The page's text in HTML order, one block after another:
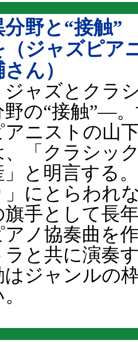
分野と“接触
（ジャズピア
ん）
ャズとクラ
野の“接触”—
アニストの山
、「クラシッ
」と明言する
」にとらわれ
旗手として長
アノ協奏曲を
ラと共に演奏
はジャンルの